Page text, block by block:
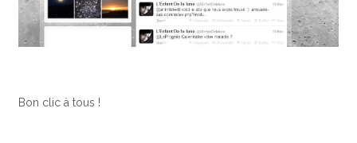
Bon clic à tous !